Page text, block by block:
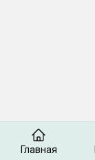
Главная